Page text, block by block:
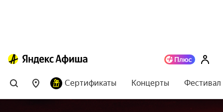
Сертификаты Концерты